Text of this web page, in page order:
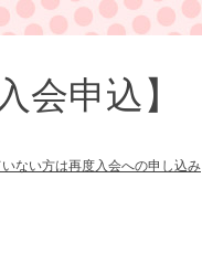
申込】
ない方は再度入会への申し込み